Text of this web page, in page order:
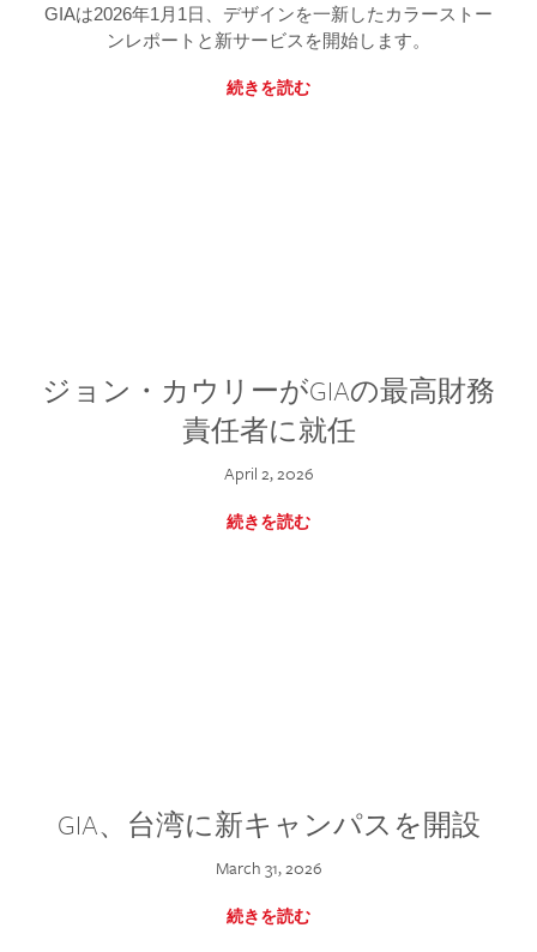
GIAは2026年1月1日、デザインを一新したカラーストー
ンレポートと新サービスを開始します。
続きを読む
ジョン・カウリーがGIAの最高財務
責任者に就任
April 2, 2026
続きを読む
GIA、台湾に新キャンパスを開設
March 31, 2026
続きを読む